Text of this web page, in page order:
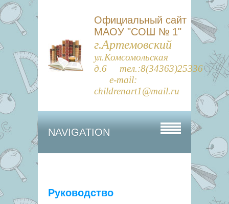
Официальный сайт
МАОУ "СОШ № 1"
г.Артемовский
ул.Комсомольская
д.6 тел.:8(34363)25336
e-mail:
childrenart1@mail.ru
NAVIGATION
Руководство